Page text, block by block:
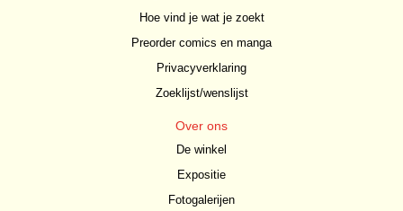
Hoe vind je wat je zoekt
Preorder comics en manga
Privacyverklaring
Zoeklijst/wenslijst
Over ons
De winkel
Expositie
Fotogalerijen